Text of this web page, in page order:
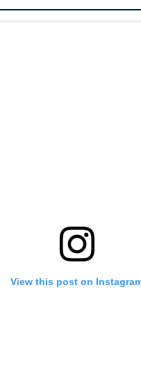
View this post on